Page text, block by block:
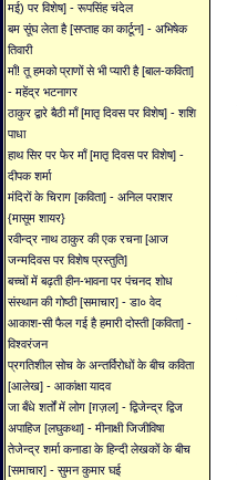
मई) पर विशेष] - रूपसिंह चंदेल
बम सूंघ लेता है [सप्ताह का कार्टून] - अभिषेक
तिवारी
माँ! तू हमको प्राणों से भी प्यारी है [बाल-कविता]
- महेंद्र भटनागर
ठाकुर द्वारे बैठी माँ [मातृ दिवस पर विशेष] - शशि
पाधा
हाथ सिर पर फेर माँ [मातृ दिवस पर विशेष] -
दीपक शर्मा
मंदिरों के चिराग [कविता] - अनिल पराशर
{मासूम शायर}
रवीन्द्र नाथ ठाकुर की एक रचना [आज
जन्मदिवस पर विशेष प्रस्तुति]
बच्चों में बढ़ती हीन-भावना पर पंचनद शोध
संस्थान की गोष्ठी [समाचार] - डा० वेद
आकाश-सी फैल गई है हमारी दोस्ती [कविता] -
विश्वरंजन
प्रगतिशील सोच के अन्तर्विरोधों के बीच कविता
[आलेख] - आकांक्षा यादव
जा बँधे शर्तों में लोग [ग़ज़ल] - द्विजेन्द्र द्विज
अपाहिज [लघुकथा] - मीनाक्षी जिजीविषा
तेजेन्द्र शर्मा कनाडा के हिन्दी लेखकों के बीच
[समाचार] - सुमन कुमार घई